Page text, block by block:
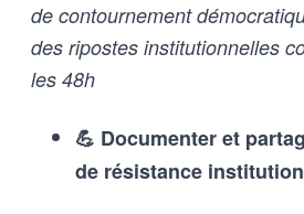
de contournement
des ripostes institutionnelles
les 48h
💪 Documenter et
de résistance